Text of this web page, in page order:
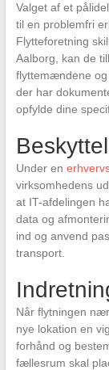
Valget af et
til en problemfri
Flytteforetning
Aalborg, kan de
flyttemændene
der har
opfylde dine
Under en
virksomhedens
at IT-afdelingen
data og
ind og anvend
transport.
Når flytningen
nye lokation en
forhånd og
fællesrum skal